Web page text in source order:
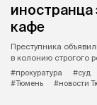
иностранца
кафе
Преступника
в колонию строгого
#прокуратура
#суд
#Тюмень
#новости